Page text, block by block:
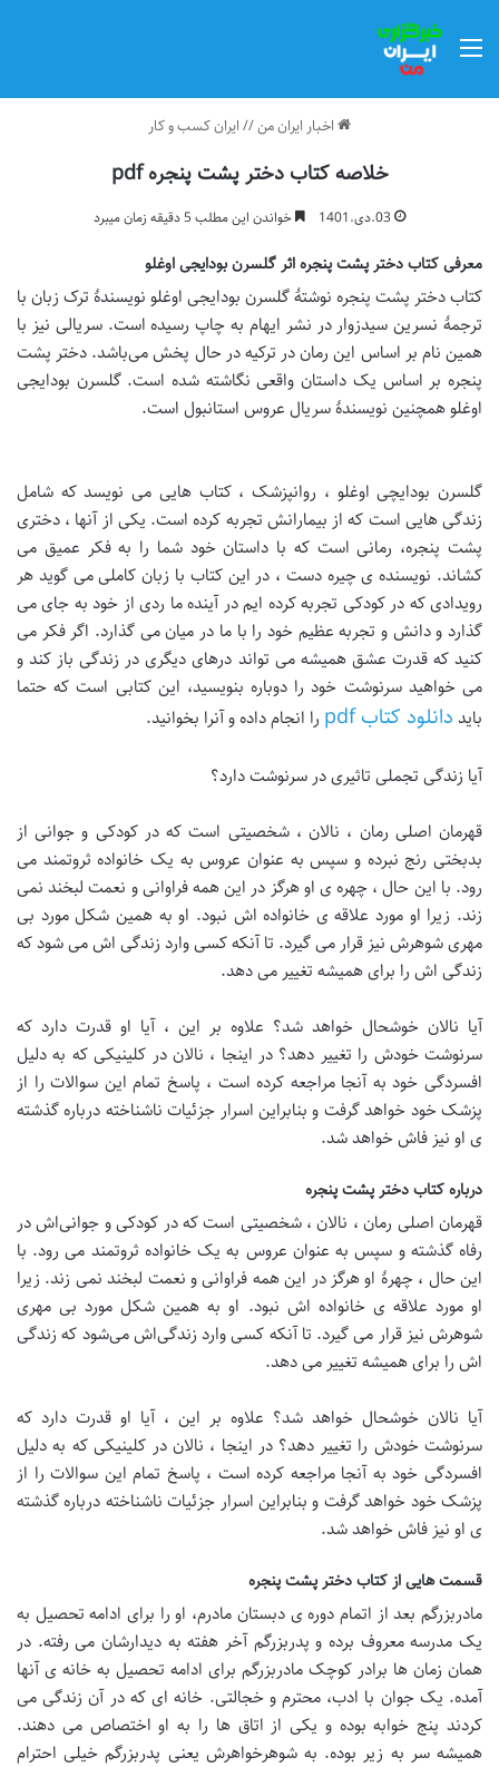
اخبار ایران من// ایران کسب و کار
خلاصه کتاب دختر پشت پنجره pdf
03.دی.1401 خواندن این مطلب 5 دقیقه زمان میبرد
معرفی کتاب دختر پشت پنجره اثر گلسرن بودایجی اوغلو
کتاب دختر پشت پنجره نوشتهٔ گلسرن بودایجی اوغلو نویسندهٔ ترک زبان با
ترجمهٔ نسرین سیدزوار در نشر ایهام به چاپ رسیده است. سریالی نیز با
همین نام بر اساس این رمان در ترکیه در حال پخش می‌باشد. دختر پشت
پنجره بر اساس یک داستان واقعی نگاشته شده است. گلسرن بودایجی
اوغلو همچنین نویسندهٔ سریال عروس استانبول است.
گلسرن بودایچی اوغلو ، روانپزشک ، کتاب هایی می نویسد که شامل
زندگی هایی است که از بیمارانش تجربه کرده است. یکی از آنها ، دختری
پشت پنجره، رمانی است که با داستان خود شما را به فکر عمیق می
کشاند. نویسنده ی چیره دست ، در این کتاب با زبان کاملی می گوید هر
رویدادی که در کودکی تجربه کرده ایم در آینده ما ردی از خود به جای می
گذارد و دانش و تجربه عظیم خود را با ما در میان می گذارد. اگر فکر می
کنید که قدرت عشق همیشه می تواند درهای دیگری در زندگی باز کند و
می خواهید سرنوشت خود را دوباره بنویسید، این کتابی است که حتما
باید دانلود کتاب pdf را انجام داده و آنرا بخوانید.
آیا زندگی تجملی تاثیری در سرنوشت دارد؟
قهرمان اصلی رمان ، نالان ، شخصیتی است که در کودکی و جوانی از
بدبختی رنج نبرده و سپس به عنوان عروس به یک خانواده ثروتمند می
رود. با این حال ، چهره ی او هرگز در این همه فراوانی و نعمت لبخند نمی
زند. زیرا او مورد علاقه ی خانواده اش نبود. او به همین شکل مورد بی
مهری شوهرش نیز قرار می گیرد. تا آنکه کسی وارد زندگی اش می شود که
زندگی اش را برای همیشه تغییر می دهد.
آیا نالان خوشحال خواهد شد؟ علاوه بر این ، آیا او قدرت دارد که
سرنوشت خودش را تغییر دهد؟ در اینجا ، نالان در کلینیکی که به دلیل
افسردگی خود به آنجا مراجعه کرده است ، پاسخ تمام این سوالات را از
پزشک خود خواهد گرفت و بنابراین اسرار جزئیات ناشناخته درباره گذشته
ی او نیز فاش خواهد شد.
درباره کتاب دختر پشت پنجره
قهرمان اصلی رمان ، نالان ، شخصیتی است که در کودکی و جوانی‌اش در
رفاه گذشته و سپس به عنوان عروس به یک خانواده ثروتمند می رود. با
این حال ، چهرهٔ او هرگز در این همه فراوانی و نعمت لبخند نمی زند. زیرا
او مورد علاقه ی خانواده اش نبود. او به همین شکل مورد بی مهری
شوهرش نیز قرار می گیرد. تا آنکه کسی وارد زندگی‌اش می‌شود که زندگی
اش را برای همیشه تغییر می دهد.
آیا نالان خوشحال خواهد شد؟ علاوه بر این ، آیا او قدرت دارد که
سرنوشت خودش را تغییر دهد؟ در اینجا ، نالان در کلینیکی که به دلیل
افسردگی خود به آنجا مراجعه کرده است ، پاسخ تمام این سوالات را از
پزشک خود خواهد گرفت و بنابراین اسرار جزئیات ناشناخته درباره گذشته
ی او نیز فاش خواهد شد.
قسمت هایی از کتاب دختر پشت پنجره
مادربزرگم بعد از اتمام دوره ی دبستان مادرم، او را برای ادامه تحصیل به
یک مدرسه معروف برده و پدربزرگم آخر هفته به دیدارشان می رفته. در
همان زمان ها برادر کوچک مادربزرگم برای ادامه تحصیل به خانه ی آنها
آمده. یک جوان با ادب، محترم و خجالتی. خانه ای که در آن زندگی می
کردند پنج خوابه بوده و یکی از اتاق ها را به او اختصاص می دهند.
همیشه سر به زیر بوده. به شوهرخواهرش یعنی پدربزرگم خیلی احترام